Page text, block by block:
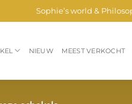
Sophie’s world &
NIEUW MEEST VERKOCHT